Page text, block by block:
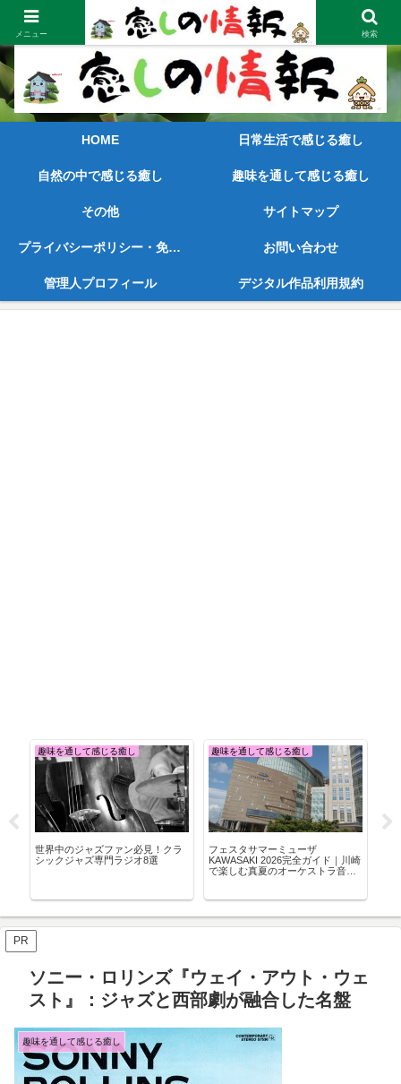
笑顔が見えてくるような内容と早めの情報をご提供
HOME 日常生活で感じる癒し
自然の中で感じる癒し 趣味を通して感じる癒し
その他 サイトマップ
プライバシーポリシー・免責事項 お問い合わせ
管理人プロフィール デジタル作品利用規約
趣味を通して感じる癒し
世界中のジャズファン必見！クラ
シックジャズ専門ラジオ8選
趣味を通して感じる癒し
フェスタサマーミューザ
KAWASAKI 2026完全ガイド｜川崎
で楽しむ真夏のオーケストラ音楽
PR
ソニー・ロリンズ『ウェイ・アウト・ウェ
スト』：ジャズと西部劇が融合した名盤
趣味を通して感じる癒し
メニュー 検索